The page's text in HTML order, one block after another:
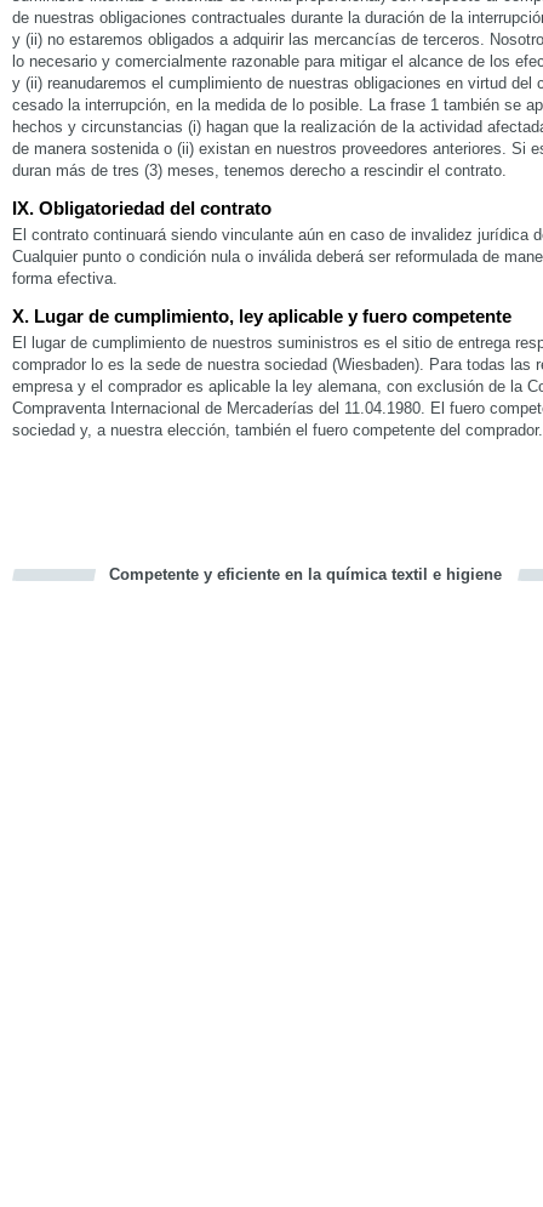
de nuestras obligaciones contractuales durante la duración de la
y (ii) no estaremos obligados a adquirir las mercancías de terceros.
lo necesario y comercialmente razonable para mitigar el alcance de los
y (ii) reanudaremos el cumplimiento de nuestras obligaciones en virtud del
cesado la interrupción, en la medida de lo posible. La frase 1 también se
hechos y circunstancias (i) hagan que la realización de la actividad
de manera sostenida o (ii) existan en nuestros proveedores anteriores. Si
duran más de tres (3) meses, tenemos derecho a rescindir el contrato.
IX. Obligatoriedad del contrato
El contrato continuará siendo vinculante aún en caso de invalidez jurídica
Cualquier punto o condición nula o inválida deberá ser reformulada de
forma efectiva.
X. Lugar de cumplimiento, ley aplicable y fuero competente
El lugar de cumplimiento de nuestros suministros es el sitio de entrega
comprador lo es la sede de nuestra sociedad (Wiesbaden). Para todas las
empresa y el comprador es aplicable la ley alemana, con exclusión de la
Compraventa Internacional de Mercaderías del 11.04.1980. El fuero
sociedad y, a nuestra elección, también el fuero competente del comprador.
Competente y eficiente en la química textil e higiene